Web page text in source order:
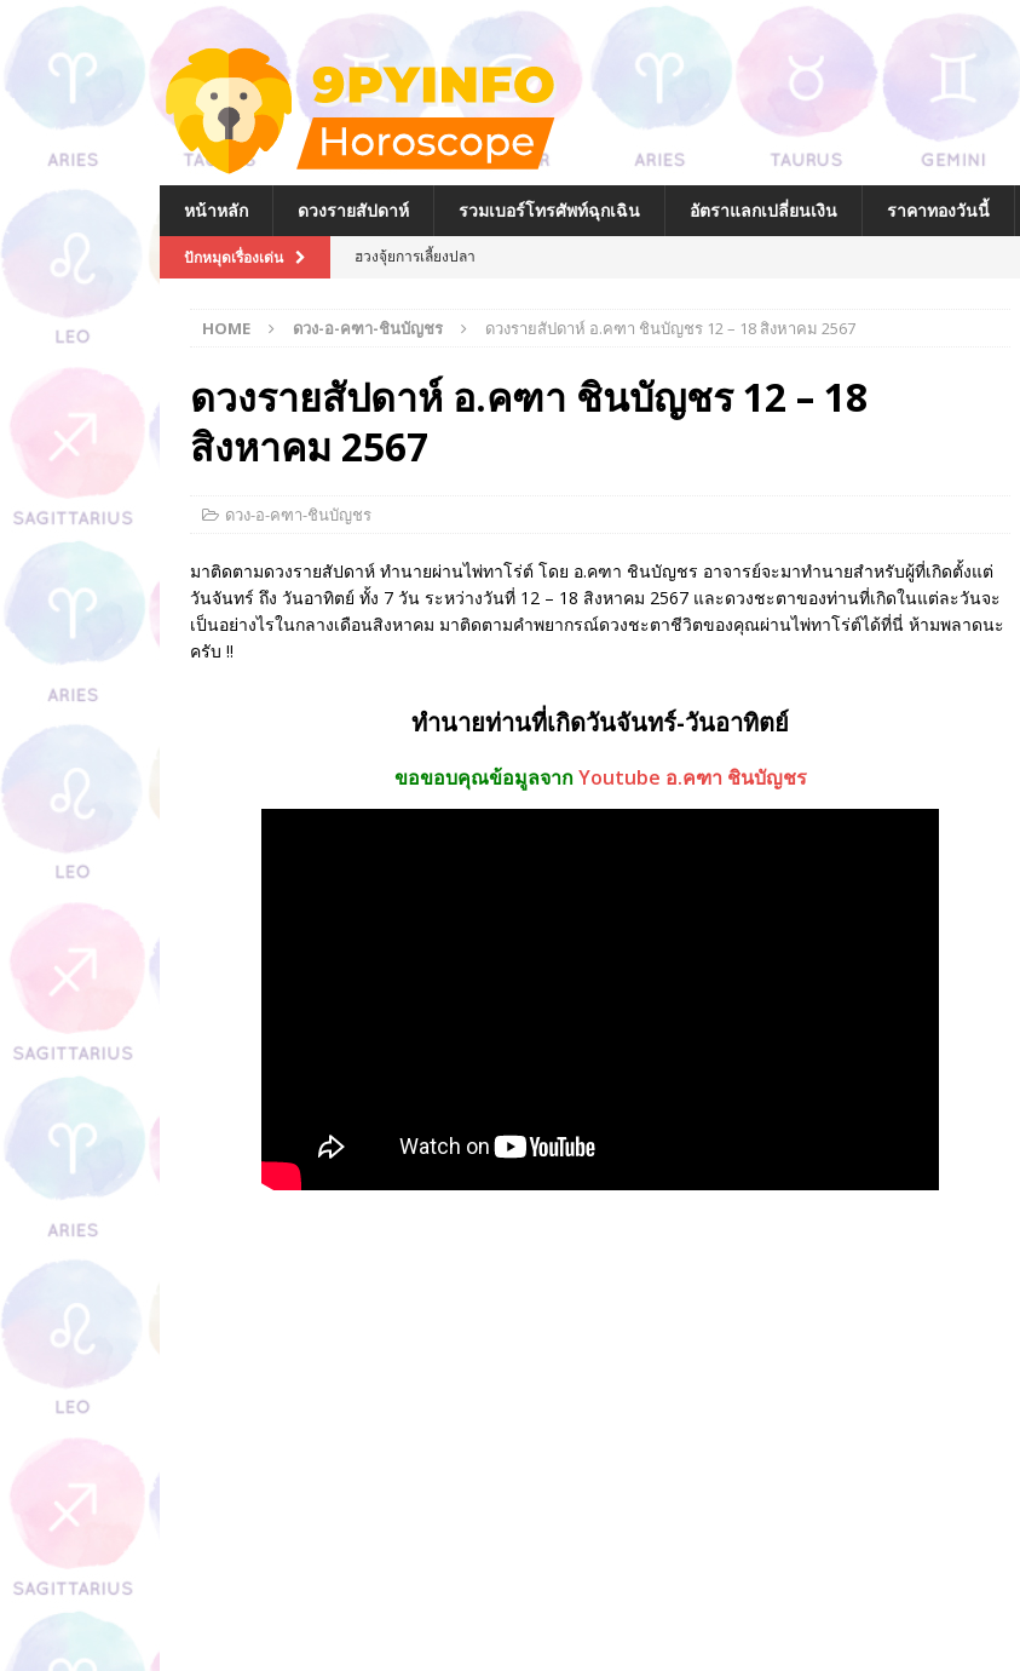
หน้าหลัก ดวงรายสัปดาห์ รวมเบอร์โทรศัพท์ฉุกเฉิน อัตราแลกเปลี่ยนเงิน ราคาทองวันนี้
ปักหมุดเรื่องเด่น
ฮวงจุ้ยการเลี้ยงปลา
วิธีไหว้และบูชาเจ้าแม่กวนอิมที่ถูกต้อง
วิธีไหว้พระพิฆเนศที่ถูกต้อง
การเลือกกระเป๋าสตางค์ให้ถูกโฉลกกับตัวคุณ
การจัดหิ้งพระในคอนโด หอพัก และห้องเช่า
วัตถุมงคลสําหรับค้าขายในร้านค้า
HOME ดวง-อ-คฑา-ชินบัญชร ดวงรายสัปดาห์ อ.คฑา ชินบัญชร 12 – 18 สิงหาคม 2567
ดวงรายสัปดาห์ อ.คฑา ชินบัญชร 12 – 18
สิงหาคม 2567
ดวง-อ-คฑา-ชินบัญชร
มาติดตามดวงรายสัปดาห์ ทำนายผ่านไพ่ทาโร่ต์ โดย อ.คฑา ชินบัญชร อาจารย์จะมาทำนายสำหรับผู้ที่เกิดตั้งแต่
วันจันทร์ ถึง วันอาทิตย์ ทั้ง 7 วัน ระหว่างวันที่ 12 – 18 สิงหาคม 2567 และดวงชะตาของท่านที่เกิดในแต่ละวันจะ
เป็นอย่างไรในกลางเดือนสิงหาคม มาติดตามคำพยากรณ์ดวงชะตาชีวิตของคุณผ่านไพ่ทาโร่ต์ได้ที่นี่ ห้ามพลาดนะ
ครับ !!
ทำนายท่านที่เกิดวันจันทร์-วันอาทิตย์
ขอขอบคุณข้อมูลจากYoutube อ.คฑา ชินบัญชร